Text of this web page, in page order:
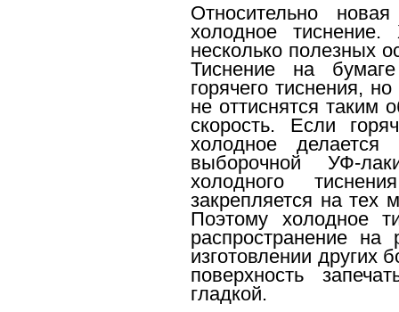
Относительно
холодное
несколько полезных
Тиснение на
горячего тиснения,
не оттиснятся
скорость. Если
холодное
выборочной УФ-
холодного
закрепляется на тех
Поэтому холодное
распространение на
изготовлении других
поверхность
гладкой.